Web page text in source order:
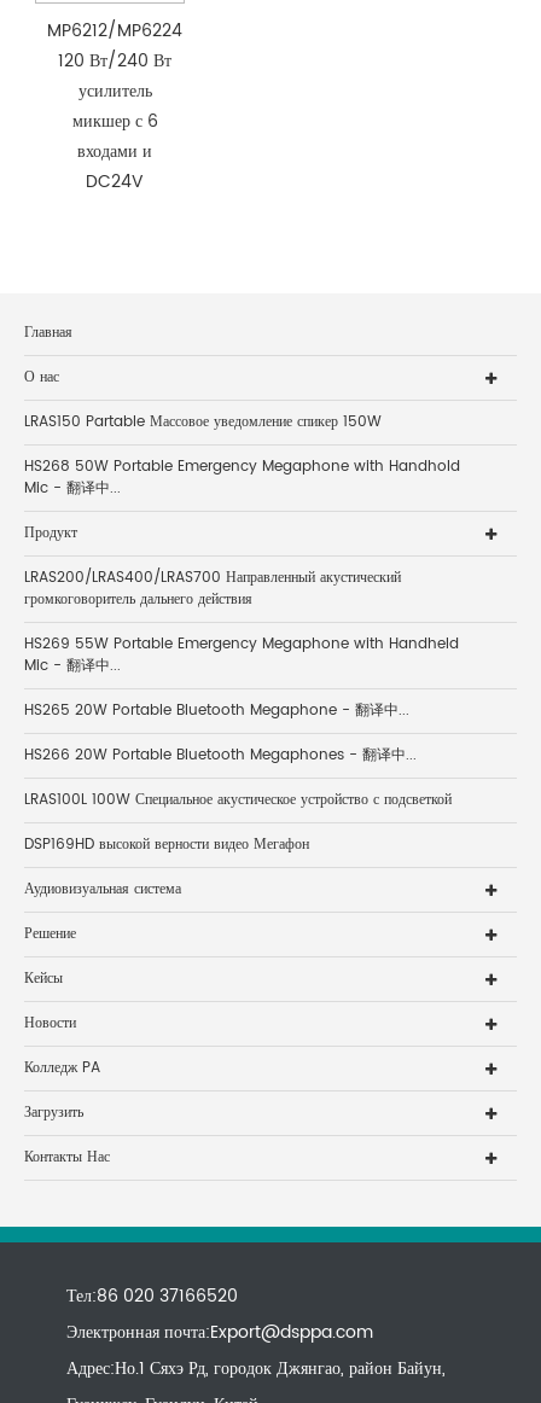
MP6212/MP6224
120 Вт/240 Вт
усилитель
микшер с 6
входами и
DC24V
Главная
О нас
LRAS150 Partable Массовое уведомление спикер 150W
HS268 50W Portable Emergency Megaphone with Handhold
Mic - 翻译中...
Продукт
LRAS200/LRAS400/LRAS700 Направленный акустический
громкоговоритель дальнего действия
HS269 55W Portable Emergency Megaphone with Handheld
Mic - 翻译中...
HS265 20W Portable Bluetooth Megaphone - 翻译中...
HS266 20W Portable Bluetooth Megaphones - 翻译中...
LRAS100L 100W Специальное акустическое устройство с подсветкой
DSP169HD высокой верности видео Мегафон
Аудиовизуальная система
Решение
Кейсы
Новости
Колледж PA
Загрузить
Контакты Нас
Тел:86 020 37166520
Электронная почта:Export@dsppa.com
Адрес:Но.1 Сяхэ Рд, городок Джянгао, район Байун,